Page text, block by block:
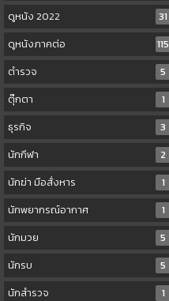
ดูหนัง 2022
31
ดูหนังภาคต่อ
115
ตำรวจ
5
ตุ๊กตา
1
ธุรกิจ
3
นักกีฬา
2
นักฆ่า มือสั่งหาร
1
นักพยากรณ์อากาศ
1
นักมวย
5
นักรบ
5
นักสำรวจ
1